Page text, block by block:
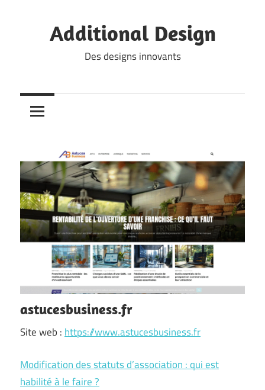
contentAdditional Design
Des designs innovants
astucesbusiness.fr
Site web : https://www.astucesbusiness.fr
Modification des statuts d’association : qui est
habilité à le faire ?